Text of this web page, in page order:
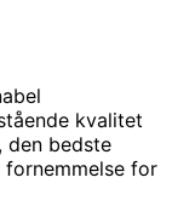
kvalitet
den bedste
for